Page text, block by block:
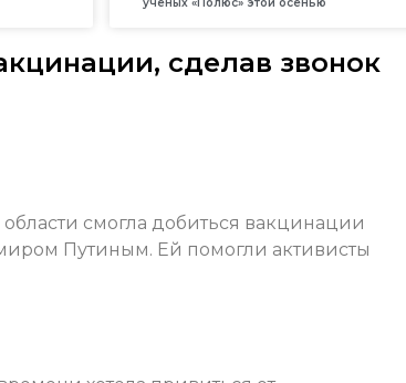
учёных «Полюс» этой осенью
сделав звонок
смогла добиться вакцинации
Путиным. Ей помогли активисты